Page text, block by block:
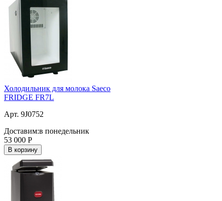
Холодильник для молока Saeco
FRIDGE FR7L
Арт. 9J0752
Доставим:в понедельник
53 000 Р
В корзину